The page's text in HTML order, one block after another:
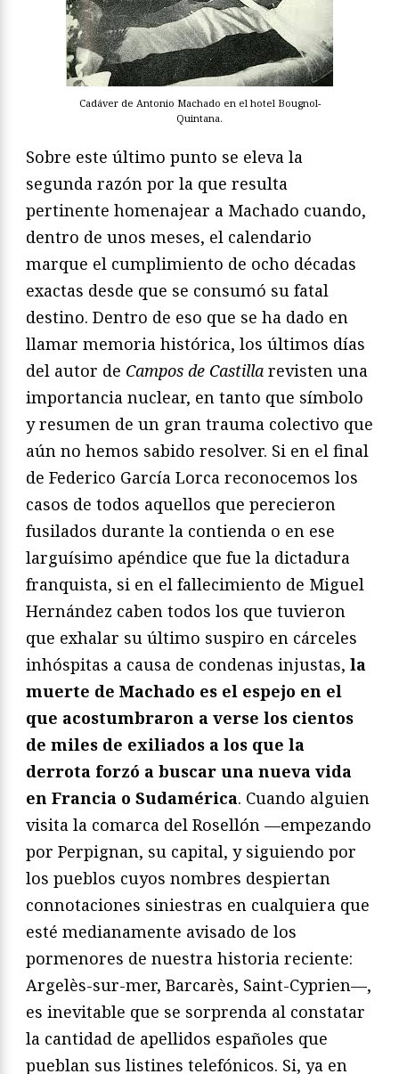
Cadáver de Antonio Machado en el hotel Bougnol-
Quintana.
Sobre este último punto se eleva la
segunda razón por la que resulta
pertinente homenajear a Machado cuando,
dentro de unos meses, el calendario
marque el cumplimiento de ocho décadas
exactas desde que se consumó su fatal
destino. Dentro de eso que se ha dado en
llamar memoria histórica, los últimos días
del autor de Campos de Castilla revisten una
importancia nuclear, en tanto que símbolo
y resumen de un gran trauma colectivo que
aún no hemos sabido resolver. Si en el final
de Federico García Lorca reconocemos los
casos de todos aquellos que perecieron
fusilados durante la contienda o en ese
larguísimo apéndice que fue la dictadura
franquista, si en el fallecimiento de Miguel
Hernández caben todos los que tuvieron
que exhalar su último suspiro en cárceles
inhóspitas a causa de condenas injustas, la
muerte de Machado es el espejo en el
que acostumbraron a verse los cientos
de miles de exiliados a los que la
derrota forzó a buscar una nueva vida
en Francia o Sudamérica. Cuando alguien
visita la comarca del Rosellón —empezando
por Perpignan, su capital, y siguiendo por
los pueblos cuyos nombres despiertan
connotaciones siniestras en cualquiera que
esté medianamente avisado de los
pormenores de nuestra historia reciente:
Argelès-sur-mer, Barcarès, Saint-Cyprien—,
es inevitable que se sorprenda al constatar
la cantidad de apellidos españoles que
pueblan sus listines telefónicos. Si, ya en